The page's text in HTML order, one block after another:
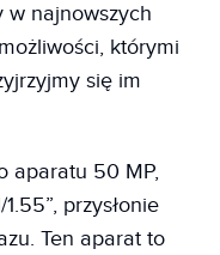
w najnowszych
którymi
się im
aparatu 50 MP,
przysłonie
Ten aparat to